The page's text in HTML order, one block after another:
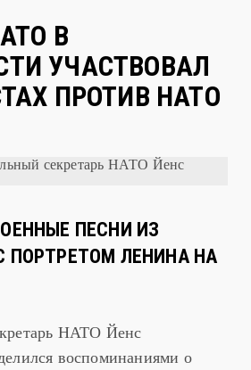
В
УЧАСТВОВАЛ
ПРОТИВ НАТО
секретарь НАТО Йенс
ПЕСНИ ИЗ
ПОРТРЕТОМ ЛЕНИНА НА
НАТО Йенс
воспоминаниями о